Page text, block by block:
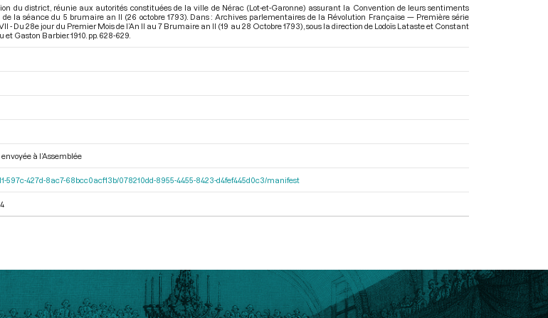
du district, réunie aux autorités constituées de la ville de Nérac (Lot-et-Garonne) assurant la Convention de leurs sentiments
la séance du 5 brumaire an II (26 octobre 1793). Dans : Archives parlementaires de la Révolution Française — Première série
- Du 28e jour du Premier Mois de l’An II au 7 Brumaire an II (19 au 28 Octobre 1793) , sous la direction de Lodoïs Lataste et Constant
Gaston Barbier. 1910. pp. 628-629.
à l’Assemblée
597c-427d-8ac7-68bcc0acf13b/078210dd-8955-4455-8423-d4fef445d0c3/manifest